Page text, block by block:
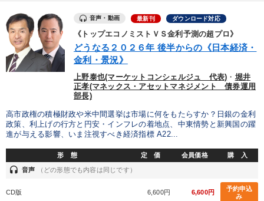
業種
製造業 卸売・小売・飲食業 建設・不動産業
IT・サービス・金融業
キーワード
コロナ禍対策 テレビ・ネットで話題
老舗企業 対談・座談会
音声・動画 最新刊 ダウンロード対応
《トップエコノミストＶＳ金利予測の超プロ》
どうなる２０２６年 後半からの《日本経済・
金利・景況》
上野泰也(マーケットコンシェルジュ 代表) ・ 堀井
正孝(マネックス・アセットマネジメント 債券運用
部長)
高市政権の積極財政や米中間選挙は市場に何をもたらすか？日銀の金利
政策、利上げの行方と円安・インフレの着地点、中東情勢と新興国の躍
進が与える影響、いま注視すべき経済指標 A22...
形 態 定 価 会員価格 購 入
headset 音声 （どの形態でも内容は同じです）
CD版 6,600円 6,600円
予約申込
み